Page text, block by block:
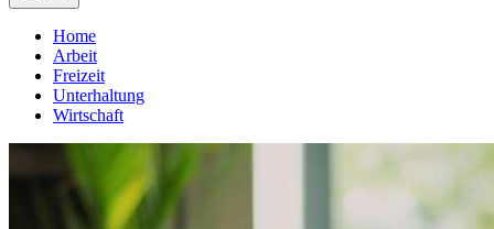
Home
Arbeit
Freizeit
Unterhaltung
Wirtschaft